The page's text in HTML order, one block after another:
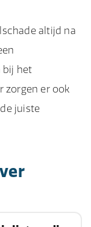
altijd na
bij het
zorgen er ook
juiste